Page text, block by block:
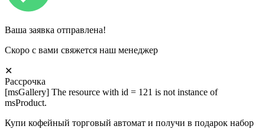
Ваша заявка отправлена!
Скоро с вами свяжется наш менеджер
✕
Рассрочка
[msGallery] The resource with id = 121 is not instance of
msProduct.
Купи кофейный торговый автомат и получи в подарок набор